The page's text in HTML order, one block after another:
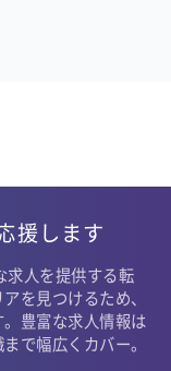
援します
求人を提供する転
を見つけるため、
豊富な求人情報は
で幅広くカバー。